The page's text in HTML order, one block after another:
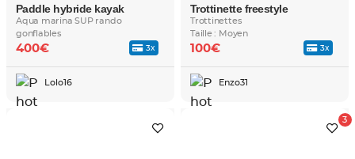
Paddle hybride kayak
Aqua marina SUP rando
gonflables
3x
400€
Lolo16
Trottinette freestyle
Trottinettes
Taille : Moyen
3x
100€
Enzo31